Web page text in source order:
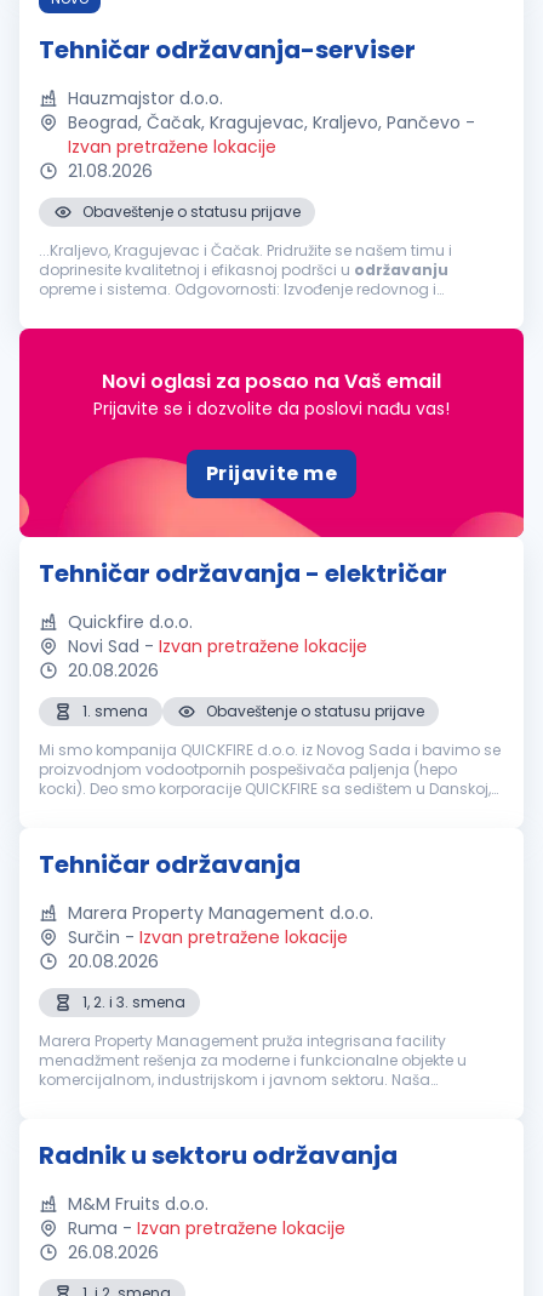
Tehničar održavanja-serviser
Hauzmajstor d.o.o.
Beograd, Čačak, Kragujevac, Kraljevo, Pančevo -
Izvan pretražene lokacije
21.08.2026
Obaveštenje o statusu prijave
...Kraljevo, Kragujevac i Čačak. Pridružite se našem timu i
doprinesite kvalitetnoj i efikasnoj podršci u održavanju
opreme i sistema. Odgovornosti: Izvođenje redovnog i
kvarova na mašinama i opremi...
Novi oglasi za posao na Vaš email
Prijavite se i dozvolite da poslovi nađu vas!
Prijavite me
Tehničar održavanja - električar
Quickfire d.o.o.
Novi Sad - Izvan pretražene lokacije
20.08.2026
1. smena
Obaveštenje o statusu prijave
Mi smo kompanija QUICKFIRE d.o.o. iz Novog Sada i bavimo se
proizvodnjom vodootpornih pospešivača paljenja (hepo
kocki). Deo smo korporacije QUICKFIRE sa sedištem u Danskoj,
Tehničar održavanja
Marera Property Management d.o.o.
Surčin - Izvan pretražene lokacije
20.08.2026
1, 2. i 3. smena
Marera Property Management pruža integrisana facility
menadžment rešenja za moderne i funkcionalne objekte u
komercijalnom, industrijskom i javnom sektoru. Naša
Radnik u sektoru održavanja
M&M Fruits d.o.o.
Ruma - Izvan pretražene lokacije
26.08.2026